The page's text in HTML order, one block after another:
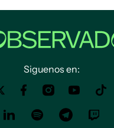
Siguenos en: